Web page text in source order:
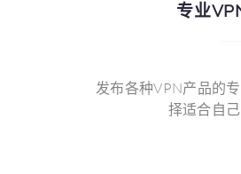
专业
发布各种VPN产品的
择适合自己